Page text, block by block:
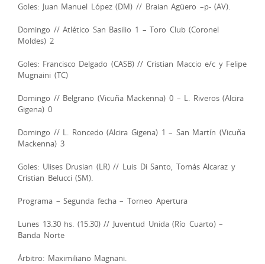
Goles: Juan Manuel López (DM) // Braian Agüero –p- (AV).
Domingo // Atlético San Basilio 1 – Toro Club (Coronel
Moldes) 2
Goles: Francisco Delgado (CASB) // Cristian Maccio e/c y Felipe
Mugnaini (TC)
Domingo // Belgrano (Vicuña Mackenna) 0 – L. Riveros (Alcira
Gigena) 0
Domingo // L. Roncedo (Alcira Gigena) 1 – San Martín (Vicuña
Mackenna) 3
Goles: Ulises Drusian (LR) // Luis Di Santo, Tomás Alcaraz y
Cristian Belucci (SM).
Programa – Segunda fecha – Torneo Apertura
Lunes 13.30 hs. (15.30) // Juventud Unida (Río Cuarto) –
Banda Norte
Árbitro: Maximiliano Magnani.